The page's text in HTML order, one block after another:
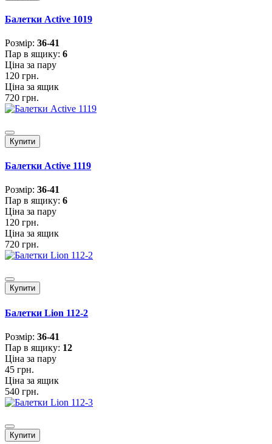
Балетки Active 1019
Розмiр: 36-41
Пар в ящику: 6
Ціна за пару
120 грн.
Ціна за ящик
720 грн.
Купити
Балетки Active 1119
Розмiр: 36-41
Пар в ящику: 6
Ціна за пару
120 грн.
Ціна за ящик
720 грн.
Купити
Балетки Lion 112-2
Розмiр: 36-41
Пар в ящику: 12
Ціна за пару
45 грн.
Ціна за ящик
540 грн.
Купити